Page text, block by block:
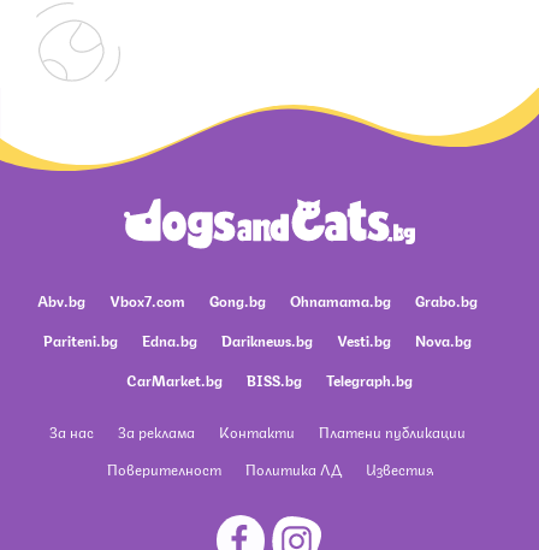
Abv.bg Vbox7.com Gong.bg Ohnamama.bg
Grabo.bg
Pariteni.bg
Edna.bg Dariknews.bg Vesti.bg
Nova.bg
CarMarket.bg
BISS.bg Telegraph.bg
За нас За реклама Контакти
Платени публикации
Поверителност
Политика ЛД Известия